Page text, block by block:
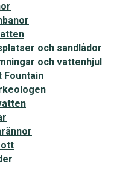
och sandlådor
och vattenhjul
Fountain